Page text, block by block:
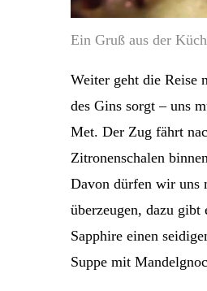
Ein Gruß aus der
Weiter geht die Reise
des Gins sorgt – uns
Met. Der Zug fährt
Zitronenschalen
Davon dürfen wir uns
überzeugen, dazu
Sapphire einen
Suppe mit